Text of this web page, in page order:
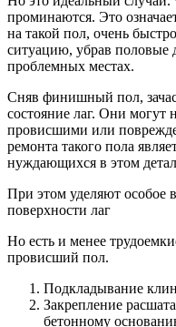
проминаются. Это
на такой пол, очень
ситуацию, убрав половые
проблемных местах.
Сняв финишный пол,
состояние лаг. Они могут
провисшими или
ремонта такого пола
нуждающихся в этом
При этом уделяют особое
поверхности лаг
Но есть и менее
провисший пол.
Подкладывание
Закрепление
бетонному